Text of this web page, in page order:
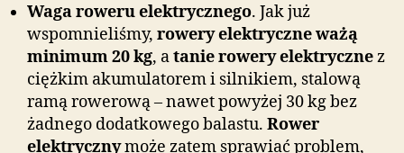
Waga roweru elektrycznego. Jak już
wspomnieliśmy, rowery elektryczne ważą
minimum 20 kg, atanie rowery elektrycznez
ciężkim akumulatorem i silnikiem, stalową
ramą rowerową – nawet powyżej 30 kg bez
żadnego dodatkowego balastu. Rower
elektrycznymoże zatem sprawiać problem,